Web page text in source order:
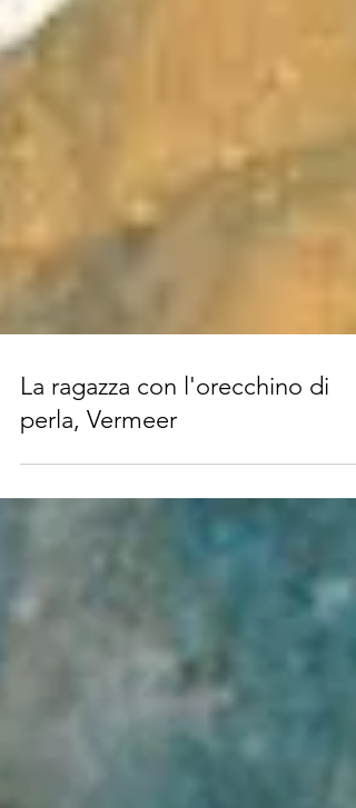
La ragazza con l'orecchino di
perla, Vermeer